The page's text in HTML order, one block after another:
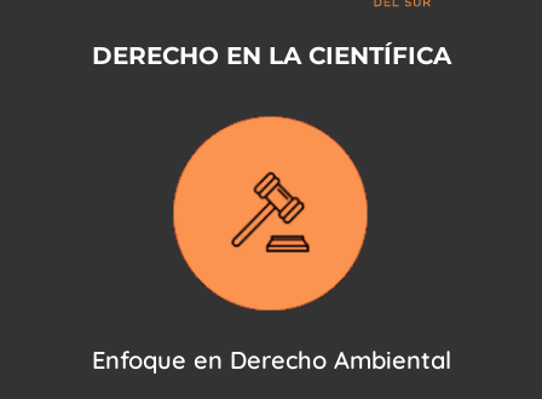
DERECHO EN LA CIENTÍFICA
Enfoque en Derecho Ambiental